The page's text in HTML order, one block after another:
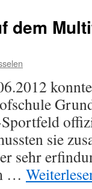
dem
sie
sehr
…